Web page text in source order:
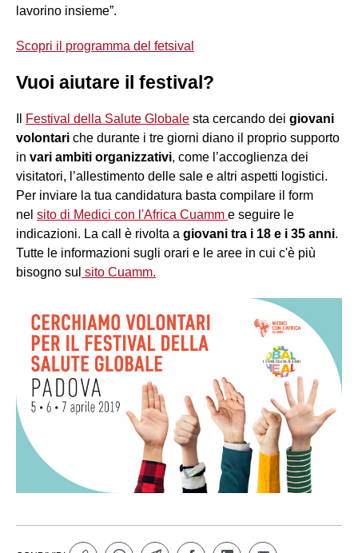
lavorino insieme”.
Scopri il programma del fetsival
Vuoi aiutare il festival?
Festival della Salute Globale sta cercando dei giovani
volontari che durante i tre giorni diano il proprio supporto
in vari ambiti organizzativi, come l’accoglienza dei
visitatori, l’allestimento delle sale e altri aspetti logistici.
Per inviare la tua candidatura basta compilare il form
nel sito di Medici con l'Africa Cuamm e seguire le
indicazioni. La call è rivolta a giovani tra i 18 e i 35 anni.
Tutte le informazioni sugli orari e le aree in cui c'è più
bisogno sul sito Cuamm.